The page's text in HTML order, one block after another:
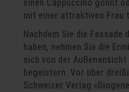
einen Cappuccino gönnt
mit einer attraktiven Frau
Nachdem Sie die Fassade
haben, nehmen Sie die
sich von der
begeistern. Vor über
Schweizer Verlag